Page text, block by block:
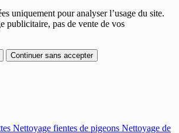
uniquement pour analyser l’usage du site.
publicitaire, pas de vente de vos
Continuer sans accepter
Nettoyage fientes de pigeons Nettoyage de